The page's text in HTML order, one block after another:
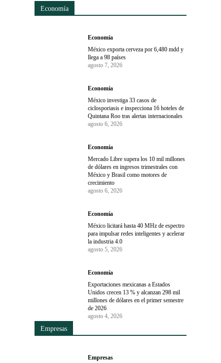
Economía
Economía
México exporta cerveza por 6,480 mdd y
llega a 98 países
agosto 7, 2026
Economía
México investiga 33 casos de
ciclosporiasis e inspecciona 16 hoteles de
Quintana Roo tras alertas internacionales
agosto 6, 2026
Economía
Mercado Libre supera los 10 mil millones
de dólares en ingresos trimestrales con
México y Brasil como motores de
crecimiento
agosto 6, 2026
Economía
México licitará hasta 40 MHz de espectro
para impulsar redes inteligentes y acelerar
la industria 4.0
agosto 5, 2026
Economía
Exportaciones mexicanas a Estados
Unidos crecen 13 % y alcanzan 298 mil
millones de dólares en el primer semestre
de 2026
agosto 4, 2026
Empresas
Empresas